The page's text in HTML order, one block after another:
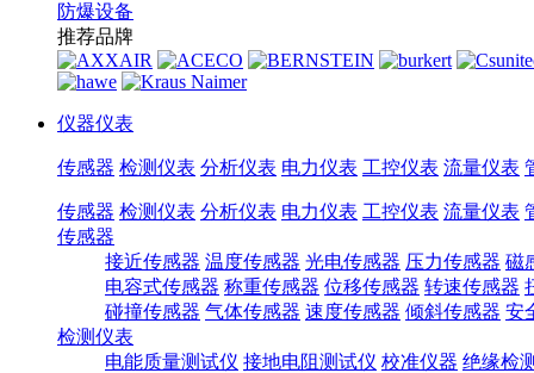
防爆设备
推荐品牌
仪器仪表
传感器 检测仪表 分析仪表 电力仪表 工控仪表 流量仪表
传感器 检测仪表 分析仪表 电力仪表 工控仪表 流量仪表
传感器
接近传感器 温度传感器 光电传感器 压力传感器 磁
电容式传感器 称重传感器 位移传感器 转速传感器
碰撞传感器 气体传感器 速度传感器 倾斜传感器 安
检测仪表
电能质量测试仪 接地电阻测试仪 校准仪器 绝缘检